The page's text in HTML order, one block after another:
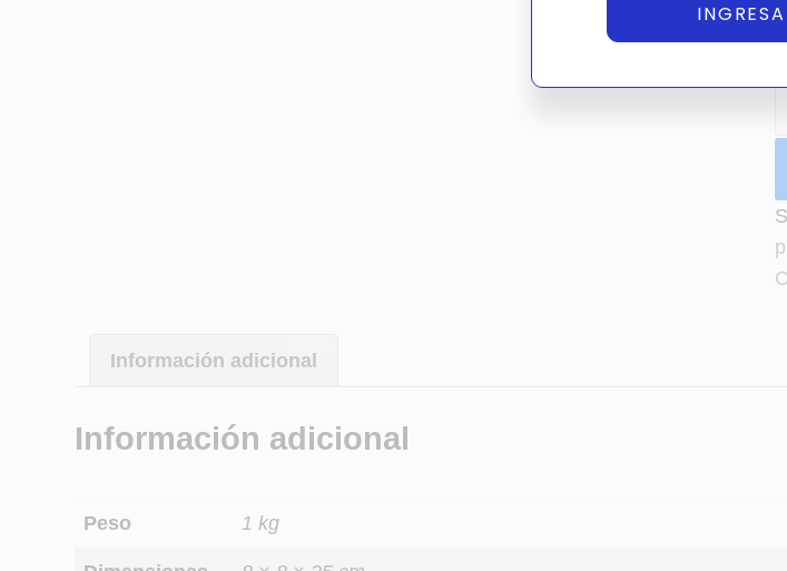
e
n
j
Información adicional
Información adicional
Peso 1 kg